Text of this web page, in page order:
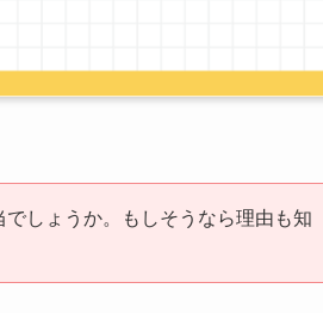
しょうか。もしそうなら理由も知